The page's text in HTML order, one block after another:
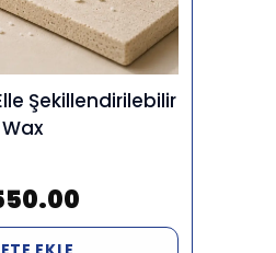
Şekillendirilebilir
Wax